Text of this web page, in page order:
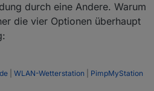
durch eine Andere. Warum
die vier Optionen überhaupt
WLAN-Wetterstation PimpMyStation